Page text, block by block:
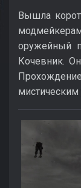
Вышла
оружейный
Кочевник.
мистическим